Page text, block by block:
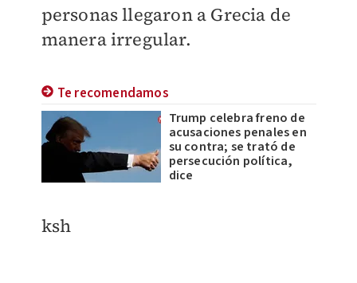
personas llegaron a Grecia de
manera irregular.
Te recomendamos
Trump celebra freno de
acusaciones penales en
su contra; se trató de
persecución política,
dice
​ksh